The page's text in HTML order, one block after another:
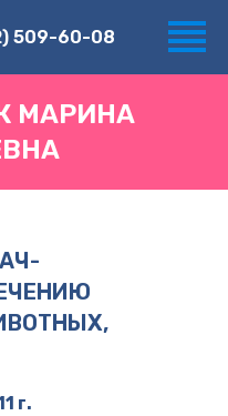
509-60-08
МАРИНА
г.